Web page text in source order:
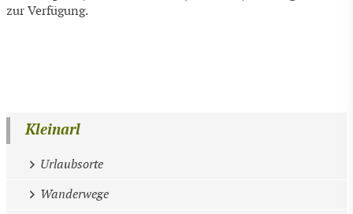
zur Verfügung.
Kleinarl
Urlaubsorte
Wanderwege